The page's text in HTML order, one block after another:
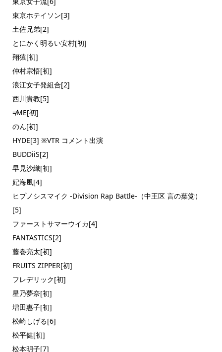
東京ホテイソン[3]
土佐兄弟[2]
とにかく明るい安村[初]
翔猿[初]
仲村宗悟[初]
浪江女子発組合[2]
西川貴教[5]
≠ME[初]
のん[初]
HYDE[3] ※VTR コメント出演
BUDDiiS[2]
早見沙織[初]
妃海風[4]
ヒプノシスマイク -Division Rap Battle-（中王区 言の葉党）
[5]
ファーストサマーウイカ[4]
FANTASTICS[2]
藤巻亮太[初]
FRUITS ZIPPER[初]
フレデリック[初]
星乃夢奈[初]
増田惠子[初]
松崎しげる[6]
松平健[初]
松本明子[7]